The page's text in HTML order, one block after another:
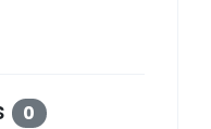
0